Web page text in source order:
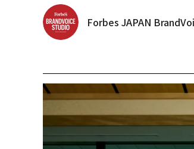
Forbes JAPAN